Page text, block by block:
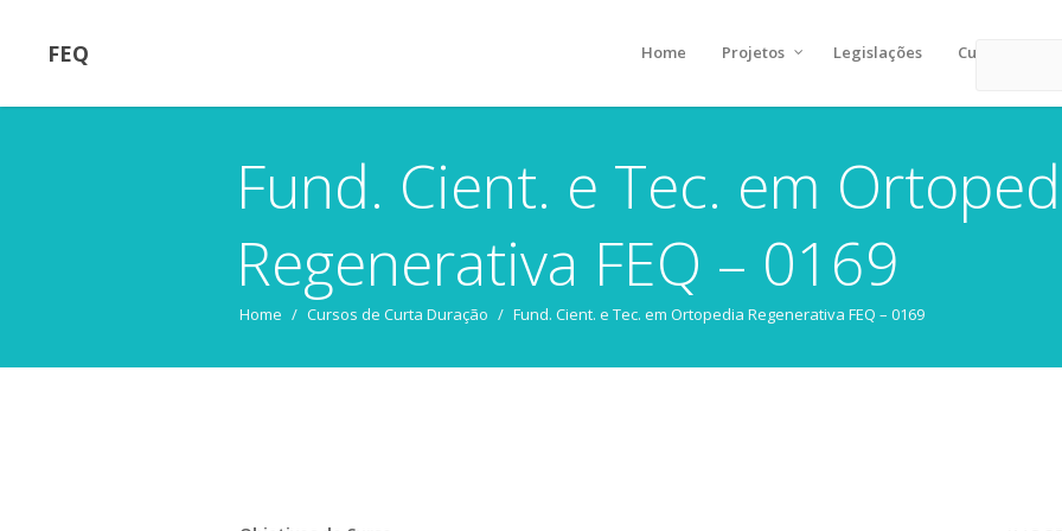
FEQ Home Projetos Legislações Cursos
Fund. Cient. e Tec. em
Regenerativa FEQ – 0169
Home / Cursos de Curta Duração / Fund. Cient. e Tec. em Ortopedia Regenerativa FEQ – 0169